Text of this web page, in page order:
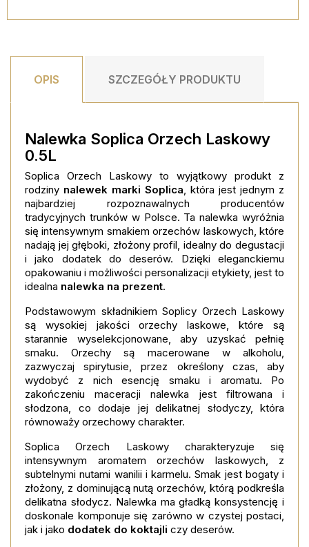
OPIS SZCZEGÓŁY PRODUKTU
Nalewka Soplica Orzech Laskowy
0.5L
Soplica Orzech Laskowy to wyjątkowy produkt z
rodziny nalewek marki Soplica, która jest jednym z
najbardziej rozpoznawalnych producentów
tradycyjnych trunków w Polsce. Ta nalewka wyróżnia
się intensywnym smakiem orzechów laskowych, które
nadają jej głęboki, złożony profil, idealny do degustacji
i jako dodatek do deserów. Dzięki eleganckiemu
opakowaniu i możliwości personalizacji etykiety, jest to
idealna nalewka na prezent.
Podstawowym składnikiem Soplicy Orzech Laskowy
są wysokiej jakości orzechy laskowe, które są
starannie wyselekcjonowane, aby uzyskać pełnię
smaku. Orzechy są macerowane w alkoholu,
zazwyczaj spirytusie, przez określony czas, aby
wydobyć z nich esencję smaku i aromatu. Po
zakończeniu maceracji nalewka jest filtrowana i
słodzona, co dodaje jej delikatnej słodyczy, która
równoważy orzechowy charakter.
Soplica Orzech Laskowy charakteryzuje się
intensywnym aromatem orzechów laskowych, z
subtelnymi nutami wanilii i karmelu. Smak jest bogaty i
złożony, z dominującą nutą orzechów, którą podkreśla
delikatna słodycz. Nalewka ma gładką konsystencję i
doskonale komponuje się zarówno w czystej postaci,
jak i jako dodatek do koktajli czy deserów.